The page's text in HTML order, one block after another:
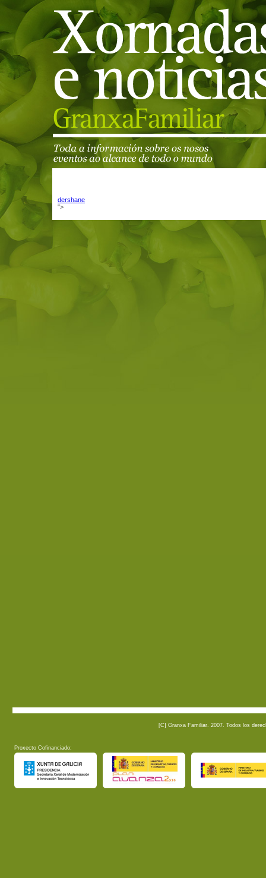
dershane
">
[C] Granxa Familiar. 2007. Todos los
Proxecto Cofinanciado: